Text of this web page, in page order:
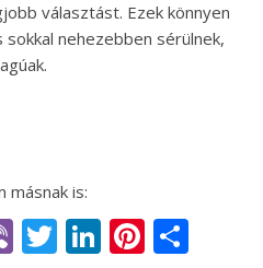
választást. Ezek könnyen
nehezebben sérülnek,
ViberTwitter
LinkedIn